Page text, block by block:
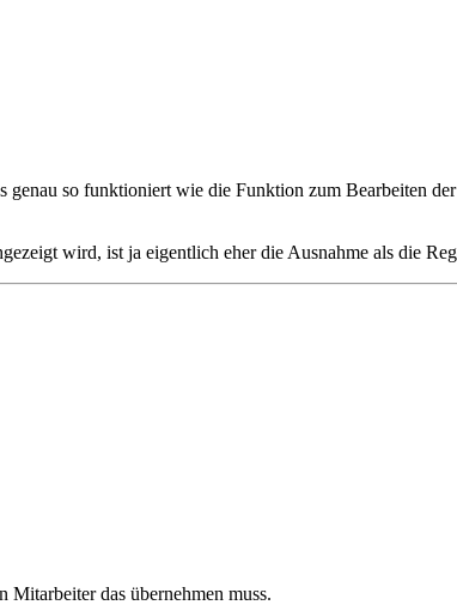
so funktioniert wie die Funktion zum Bearbeiten
wird, ist ja eigentlich eher die Ausnahme als die
das übernehmen muss.